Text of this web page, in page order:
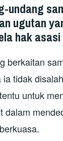
undang
ugutan
hak
berkaitan
tidak
untuk
dalam